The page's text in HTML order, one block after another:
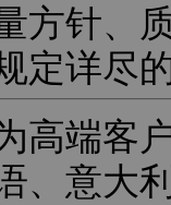
方针、
定详尽
高端客
、意大